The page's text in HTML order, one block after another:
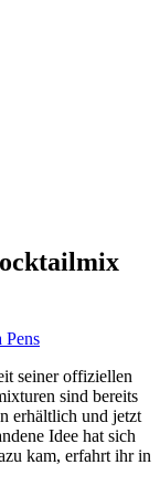
Pens
seiner offiziellen
sind bereits
erhältlich und jetzt
Idee hat sich
kam, erfahrt ihr in